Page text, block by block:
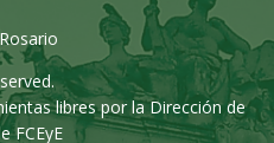
libres por la Dirección de
FCEyE